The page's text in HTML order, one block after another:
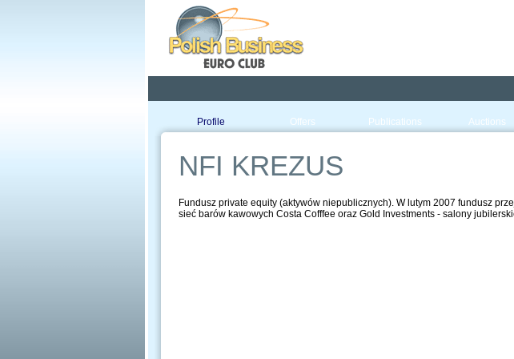
Profile Offers Publications Auctions
NFI KREZUS
Fundusz private equity (aktywów niepublicznych). W lutym 2007 fundusz
sieć barów kawowych Costa Cofffee oraz Gold Investments - salony